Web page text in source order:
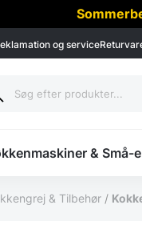
og service
& Små-
& Tilbehør /